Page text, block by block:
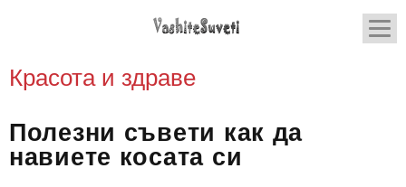
Красота и здраве
Полезни съвети как да
навиете косата си